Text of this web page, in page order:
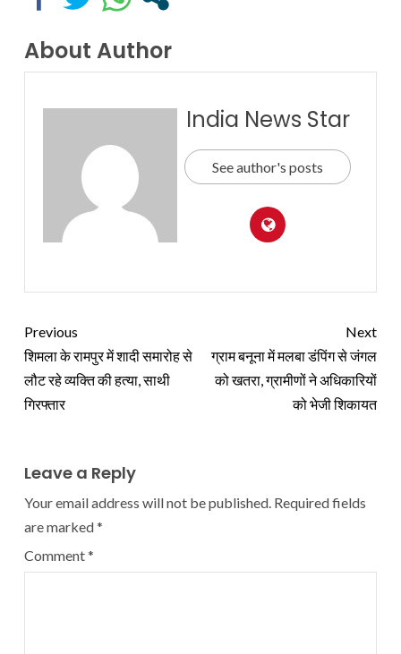
About Author
India News Star
See author's posts
Previous
शिमला के रामपुर में शादी समारोह से
लौट रहे व्यक्ति की हत्या, साथी
गिरफ्तार
Next
ग्राम बनूना में मलबा डंपिंग से जंगल
को खतरा, ग्रामीणों ने अधिकारियों
को भेजी शिकायत
Leave a Reply
Your email address will not be published. Required fields
are marked*
Comment*